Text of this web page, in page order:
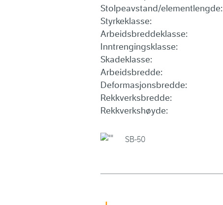
Stolpeavstand/elementlengde:
Styrkeklasse:
Arbeidsbreddeklasse:
Inntrengingsklasse:
Skadeklasse:
Arbeidsbredde:
Deformasjonsbredde:
Rekkverksbredde:
Rekkverkshøyde:
SB-50